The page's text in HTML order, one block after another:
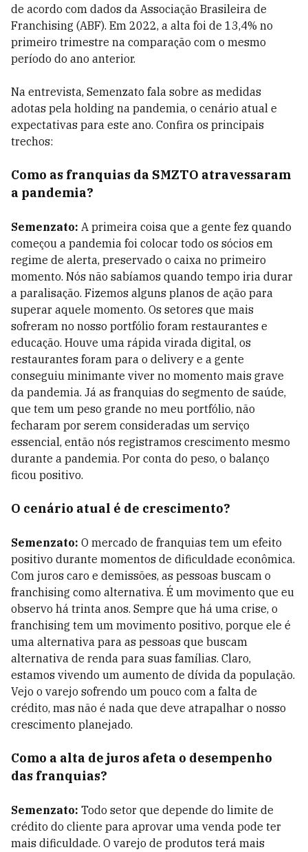
de acordo com dados da Associação Brasileira de
Franchising (ABF). Em 2022, a alta foi de 13,4% no
primeiro trimestre na comparação com o mesmo
período do ano anterior.
Na entrevista, Semenzato fala sobre as medidas
adotas pela holding na pandemia, o cenário atual e
expectativas para este ano. Confira os principais
trechos:
Como as franquias da SMZTO atravessaram
a pandemia?
Semenzato: A primeira coisa que a gente fez quando
começou a pandemia foi colocar todo os sócios em
regime de alerta, preservado o caixa no primeiro
momento. Nós não sabíamos quando tempo iria durar
a paralisação. Fizemos alguns planos de ação para
superar aquele momento. Os setores que mais
sofreram no nosso portfólio foram restaurantes e
educação. Houve uma rápida virada digital, os
restaurantes foram para o delivery e a gente
conseguiu minimante viver no momento mais grave
da pandemia. Já as franquias do segmento de saúde,
que tem um peso grande no meu portfólio, não
fecharam por serem consideradas um serviço
essencial, então nós registramos crescimento mesmo
durante a pandemia. Por conta do peso, o balanço
ficou positivo.
O cenário atual é de crescimento?
Semenzato: O mercado de franquias tem um efeito
positivo durante momentos de dificuldade econômica.
Com juros caro e demissões, as pessoas buscam o
franchising como alternativa. É um movimento que eu
observo há trinta anos. Sempre que há uma crise, o
franchising tem um movimento positivo, porque ele é
uma alternativa para as pessoas que buscam
alternativa de renda para suas famílias. Claro,
estamos vivendo um aumento de dívida da população.
Vejo o varejo sofrendo um pouco com a falta de
crédito, mas não é nada que deve atrapalhar o nosso
crescimento planejado.
Como a alta de juros afeta o desempenho
das franquias?
Semenzato: Todo setor que depende do limite de
crédito do cliente para aprovar uma venda pode ter
mais dificuldade. O varejo de produtos terá mais